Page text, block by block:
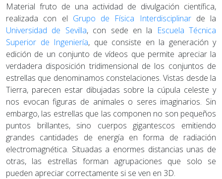
Material fruto de una actividad de divulgación científica,
realizada con el Grupo de Física Interdisciplinarde la
Universidad de Sevilla, con sede en la Escuela Técnica
Superior de Ingeniería, que consiste en la generación y
edición de un conjunto de vídeos que permite apreciar la
verdadera disposición tridimensional de los conjuntos de
estrellas que denominamos constelaciones. Vistas desde la
Tierra, parecen estar dibujadas sobre la cúpula celeste y
nos evocan figuras de animales o seres imaginarios. Sin
embargo, las estrellas que las componen no son pequeños
puntos brillantes, sino cuerpos gigantescos emitiendo
grandes cantidades de energía en forma de radiación
electromagnética. Situadas a enormes distancias unas de
otras, las estrellas forman agrupaciones que solo se
pueden apreciar correctamente si se ven en 3D.